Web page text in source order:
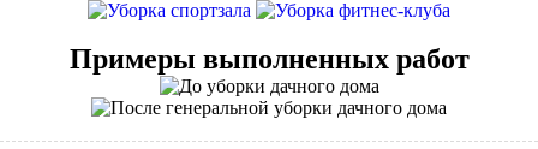
Примеры выполненных работ